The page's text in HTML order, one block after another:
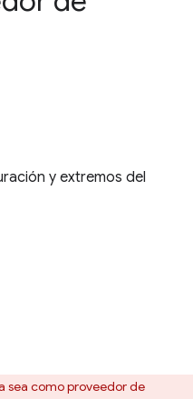
y extremos del
sea como proveedor de